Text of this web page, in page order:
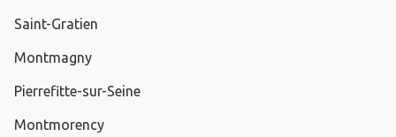
Saint-Gratien
Montmagny
Pierrefitte-sur-Seine
Montmorency